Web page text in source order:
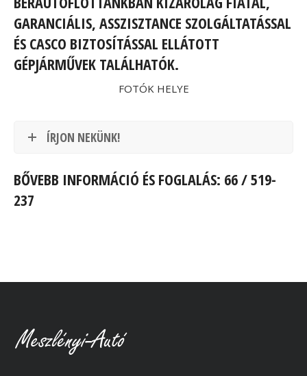
GARANCIÁLIS, ASSZISZTANCE SZOLGÁLTATÁSSAL
ÉS CASCO BIZTOSÍTÁSSAL ELLÁTOTT
GÉPJÁRMŰVEK TALÁLHATÓK.
FOTÓK HELYE
ÍRJON NEKÜNK!
BŐVEBB INFORMÁCIÓ ÉS FOGLALÁS: 66 / 519-
237